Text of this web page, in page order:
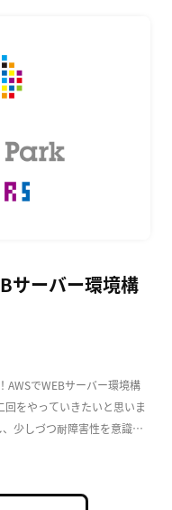
サーバー環境構
AWSでWEBサーバー環境構
をやっていきたいと思いま
少しづつ耐障害性を意識し